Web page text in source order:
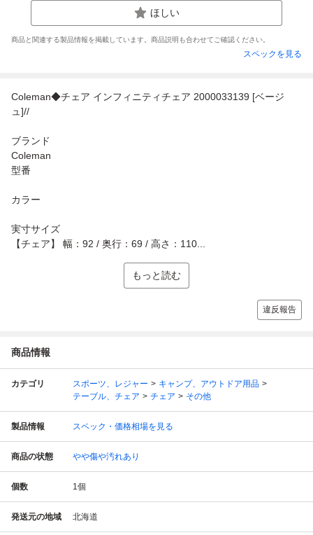
ほしい
商品と関連する製品情報を掲載しています。商品説明も合わせてご確認ください。
スペックを見る
Coleman◆チェア インフィニティチェア 2000033139 [ベージ
ュ]//
ブランド
Coleman
型番
カラー
実寸サイズ
【チェア】 幅：92 / 奥行：69 / 高さ：110...
もっと読む
違反報告
商品情報
カテゴリ スポーツ、レジャー
キャンプ、アウトドア用品
テーブル、チェア
チェア その他
製品情報 スペック・価格相場を見る
商品の状態 やや傷や汚れあり
個数 1個
発送元の地域 北海道